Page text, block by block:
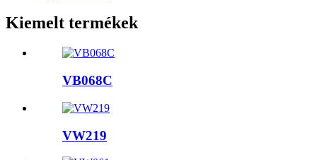
Kiemelt termékek
VB068C
VW219